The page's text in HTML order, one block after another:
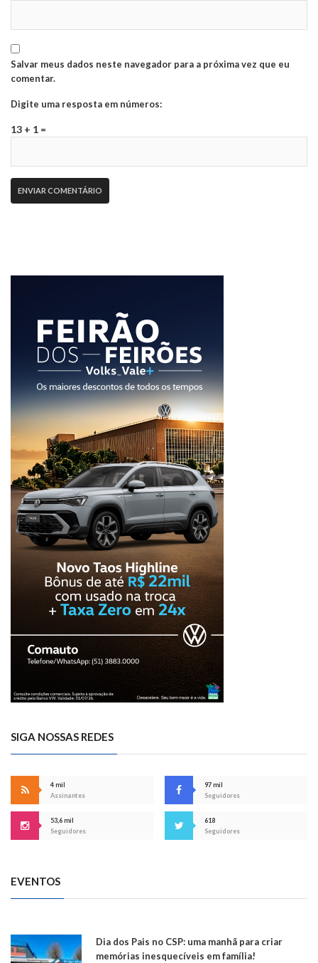
Salvar meus dados neste navegador para a próxima vez que eu
comentar.
Digite uma resposta em números:
13 + 1 =
SIGA NOSSAS REDES
4 mil
Assinantes
97 mil
Seguidores
53,6 mil
Seguidores
618
Seguidores
EVENTOS
Dia dos Pais no CSP: uma manhã para criar
memórias inesquecíveis em família!